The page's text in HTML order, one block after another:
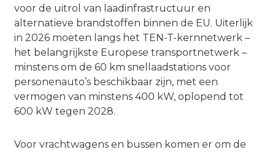
voor de uitrol van laadinfrastructuur en
alternatieve brandstoffen binnen de EU. Uiterlijk
in 2026 moeten langs het TEN-T-kernnetwerk –
het belangrijkste Europese transportnetwerk –
minstens om de 60 km snellaadstations voor
personenauto’s beschikbaar zijn, met een
vermogen van minstens 400 kW, oplopend tot
600 kW tegen 2028.
Voor vrachtwagens en bussen komen er om de